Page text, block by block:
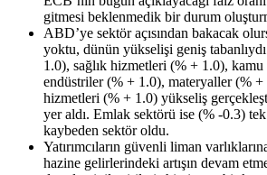
gitmesi beklenmedik bir durum
ABD’ye sektör açısından bakacak
yoktu, dünün yükselişi geniş
1.0), sağlık hizmetleri (% + 1.0),
endüstriler (% + 1.0), materyaller (%
hizmetleri (% + 1.0) yükseliş
yer aldı. Emlak sektörü ise (% -0.3) tek
kaybeden sektör oldu.
Yatırımcıların güvenli liman
hazine gelirlerindeki artışın devam